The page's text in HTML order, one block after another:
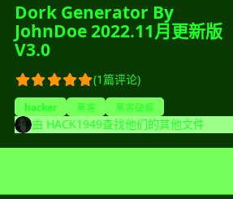
Dork Generator By
JohnDoe 2022.11月更新版
V3.0
(1篇评论)
hacker 黑客 黑客破解
由 HACK1949查找他们的其他文件